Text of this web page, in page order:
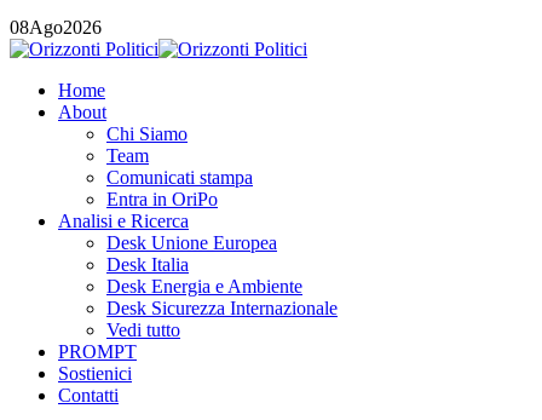
08Ago2026
Home
About
Chi Siamo
Team
Comunicati stampa
Entra in OriPo
Analisi e Ricerca
Desk Unione Europea
Desk Italia
Desk Energia e Ambiente
Desk Sicurezza Internazionale
Vedi tutto
PROMPT
Sostienici
Contatti